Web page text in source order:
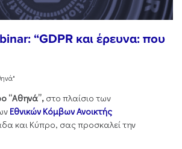
“GDPR και έρευνα: που
“Αθηνά”, στο πλαίσιο των
Εθνικών Κόμβων Ανοικτής
και Κύπρο, σας προσκαλεί την